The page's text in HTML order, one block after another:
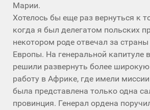
Марии.
Хотелось бы еще раз вернуться к
когда я был делегатом польских
некотором роде отвечал за
Европы. На генеральной капитуле
решили развернуть более
работу в Африке, где имели
была представлена только одна
провинция. Генерал ордена